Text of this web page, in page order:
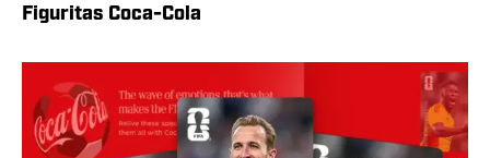
Figuritas Coca-Cola